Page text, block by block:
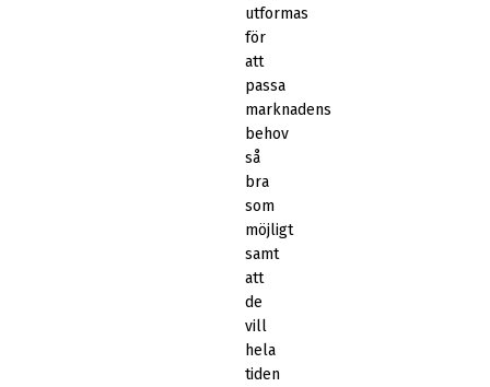
utformas
för
att
passa
marknadens
behov
så
bra
som
möjligt
samt
att
de
vill
hela
tiden